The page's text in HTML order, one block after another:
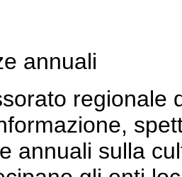
annuali
regionale
annuali sulla